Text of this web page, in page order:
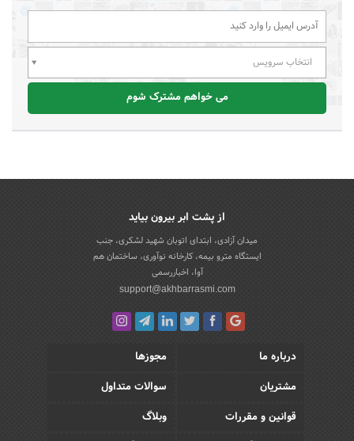
انتخاب سرویس
می خواهم مشترک شوم
از پشت ابر بیرون بیاید
میدان آزادی، ابتدای اتوبان شهید لشکری، جنب
ایستگاه مترو بیمه، کارخانه نوآوری، ساختمان هم
آوا، اخباررسمی
support@akhbarrasmi.com
درباره ما
مجوزها
مشتریان
سوالات متداول
قوانین و مقررات
وبلاگ